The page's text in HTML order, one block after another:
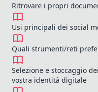
Ritrovare i propri
Usi principali dei social
Quali strumenti/reti
Selezione e stoccaggio
vostra identità digitale